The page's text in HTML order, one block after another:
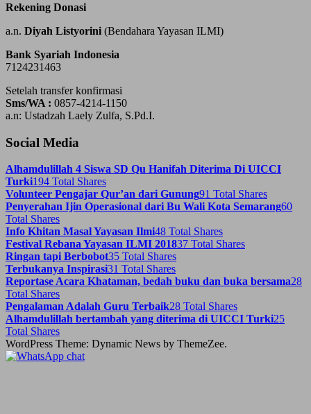
Rekening Donasi
a.n. Diyah Listyorini (Bendahara Yayasan ILMI)
Bank Syariah Indonesia
7124231463
Setelah transfer konfirmasi
Sms/WA : 0857-4214-1150
a.n: Ustadzah Laely Zulfa, S.Pd.I.
Social Media
Alhamdulillah 4 Siswa SD Qu Hanifah Diterima Di UICCI
Turki194 Total Shares
Volunteer Pengajar Qur’an dari Gunung91 Total Shares
Penyerahan Ijin Operasional dari Bu Wali Kota Semarang60
Total Shares
Info Khitan Masal Yayasan Ilmi48 Total Shares
Festival Rebana Yayasan ILMI 201837 Total Shares
Ringan tapi Berbobot35 Total Shares
Terbukanya Inspirasi31 Total Shares
Reportase Acara Khataman, bedah buku dan buka bersama28
Total Shares
Pengalaman Adalah Guru Terbaik28 Total Shares
Alhamdulillah bertambah yang diterima di UICCI Turki25
Total Shares
WordPress Theme: Dynamic News by ThemeZee.